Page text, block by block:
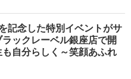
記念した特別イベントがサ
ックレーベル銀座店で開
自分らしく～笑顔あふれ